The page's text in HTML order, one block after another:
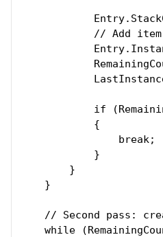
// Add
if
            {
                break;
            }
        }
    }
// Second pass:
while